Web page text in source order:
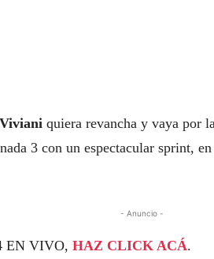
quiera revancha y vaya por
3 con un espectacular sprint,
- Anuncio -
EN VIVO, HAZ CLICK ACÁ.